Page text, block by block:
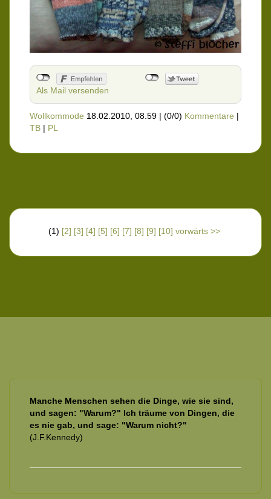
Als Mail versenden
Wollkommode 18.02.2010, 08.59 | (0/0) Kommentare |
TB | PL
(1) [2] [3] [4] [5] [6] [7] [8] [9] [10] vorwärts >>
Manche Menschen sehen die Dinge, wie sie sind,
und sagen: "Warum?" Ich träume von Dingen, die
es nie gab, und sage: "Warum nicht?"
(J.F.Kennedy)